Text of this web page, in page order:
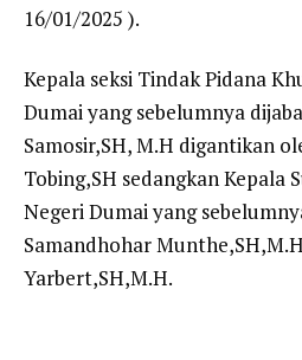
16/01/2025 ).
Kepala seksi Tindak Pidana
Dumai yang sebelumnya
Samosir,SH, M.H digantikan
Tobing,SH sedangkan Kepala
Negeri Dumai yang
Samandhohar
Yarbert,SH,M.H.